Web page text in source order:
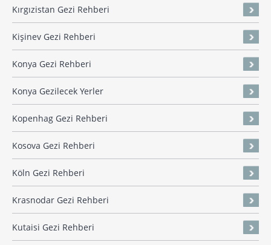
Kırgızistan Gezi Rehberi
Kişinev Gezi Rehberi
Konya Gezi Rehberi
Konya Gezilecek Yerler
Kopenhag Gezi Rehberi
Kosova Gezi Rehberi
Köln Gezi Rehberi
Krasnodar Gezi Rehberi
Kutaisi Gezi Rehberi